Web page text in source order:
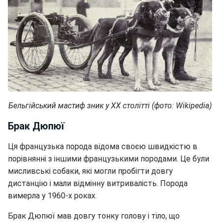
Бельгійський мастиф зник у ХХ столітті (фото: Wikipedia)
Брак Дюпюї
Ця французька порода відома своєю швидкістю в
порівнянні з іншими французькими породами. Це були
мисливські собаки, які могли пробігти довгу
дистанцію і мали відмінну витривалість. Порода
вимерла у 1960-х роках.
Брак Дюпюї мав довгу тонку голову і тіло, що